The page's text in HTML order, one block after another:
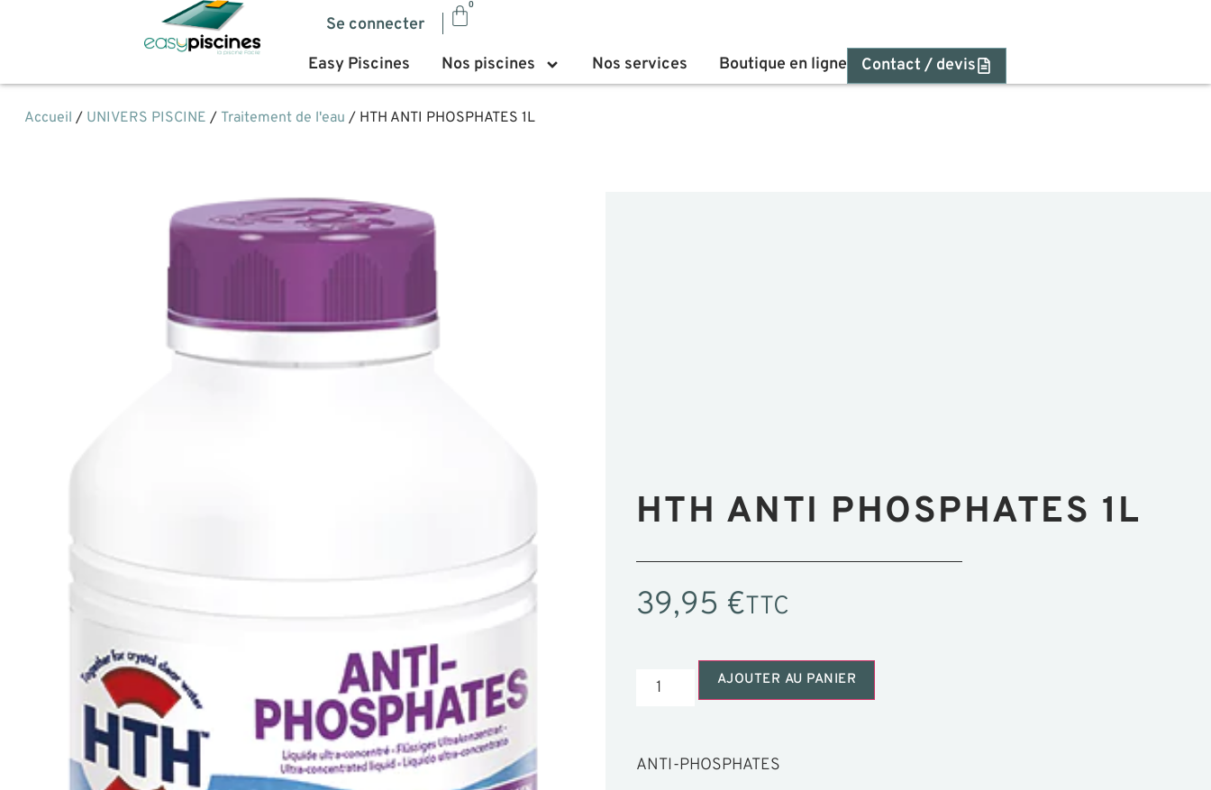
Se connecter
0
Easy Piscines Nos piscines Nos services Boutique en ligne Contact / devis
Accueil / UNIVERS PISCINE / Traitement de l'eau / HTH ANTI PHOSPHATES 1L
HTH ANTI PHOSPHATES 1L
39,95 €TTC
AJOUTER AU PANIER
ANTI-PHOSPHATES